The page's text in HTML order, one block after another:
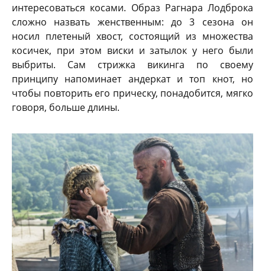
интересоваться косами. Образ Рагнара Лодброка
сложно назвать женственным: до 3 сезона он
носил плетеный хвост, состоящий из множества
косичек, при этом виски и затылок у него были
выбриты. Сам стрижка викинга по своему
принципу напоминает андеркат и топ кнот, но
чтобы повторить его прическу, понадобится, мягко
говоря, больше длины.